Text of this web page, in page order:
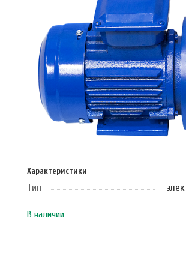
Характеристики
Тип
В наличии